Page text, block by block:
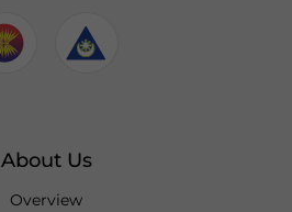
About Us
Overview